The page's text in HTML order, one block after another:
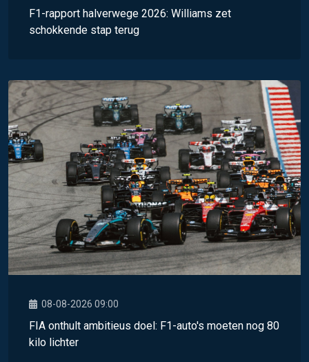
F1-rapport halverwege 2026: Williams zet
schokkende stap terug
08-08-2026 09:00
FIA onthult ambitieus doel: F1-auto's moeten nog 80
kilo lichter